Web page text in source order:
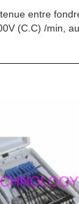
entre
(C.C) /min,